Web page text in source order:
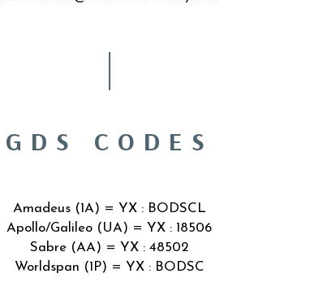
GDS CODES
Amadeus (1A) = YX : BODSCL
Apollo/Galileo (UA) = YX : 18506
Sabre (AA) = YX : 48502
Worldspan (1P) = YX : BODSC